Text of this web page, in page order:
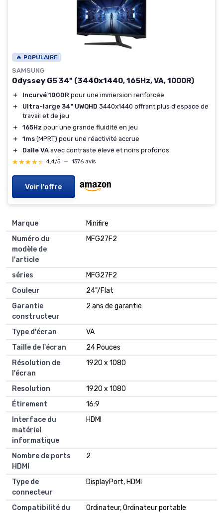
🔥 POPULAIRE
SAMSUNG
Odyssey G5 34" (3440x1440, 165Hz, VA, 1000R)
＋ Incurvé 1000R pour une immersion renforcée
＋
Ultra-large 34" UWQHD 3440x1440 offrant plus d'espace de
travail et de jeu
＋
165Hz pour une grande fluidité en jeu
＋
1ms (MPRT) pour une réactivité accrue
＋
Dalle VA avec contraste élevé et noirs profonds
★★★★★
★★★★★ 4,4/5 — 1376 avis
Voir l'offre
Marque
‎Minifire
Numéro du
modèle de
l'article
‎MFG27F2
séries
‎MFG27F2
Couleur
‎24"/Flat
Garantie
constructeur
‎2 ans de garantie
Type d'écran
‎VA
Taille de l'écran
‎24 Pouces
Résolution de
l'écran
‎1920 x 1080
Resolution
‎1920 x 1080
Étirement
‎16:9
Interface du
matériel
informatique
‎HDMI
Nombre de ports
HDMI
‎2
Type de
connecteur
‎DisplayPort, HDMI
Compatibilité du
‎Ordinateur, Ordinateur portable